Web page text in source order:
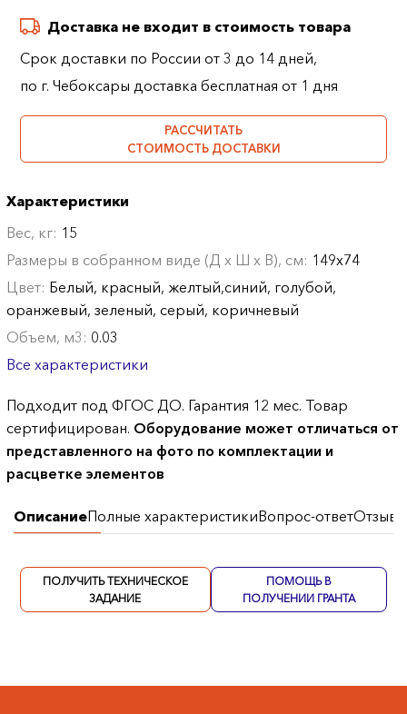
Доставка не входит в стоимость товара
Срок доставки по России от 3 до 14 дней,
по г. Чебоксары доставка бесплатная от 1 дня
РАССЧИТАТЬ
СТОИМОСТЬ ДОСТАВКИ
Характеристики
Вес, кг: 15
Размеры в собранном виде (Д х Ш х В), см: 149х74
Цвет: Белый, красный, желтый,синий, голубой,
оранжевый, зеленый, серый, коричневый
Объем, м3: 0.03
Все характеристики
Подходит под ФГОС ДО. Гарантия 12 мес. Товар
сертифицирован. Оборудование может отличаться от
представленного на фото по комплектации и
расцветке элементов
ОписаниеПолные характеристикиВопрос-ответОтзывы
ПОЛУЧИТЬ ТЕХНИЧЕСКОЕ
ЗАДАНИЕ
ПОМОЩЬ В
ПОЛУЧЕНИИ ГРАНТА